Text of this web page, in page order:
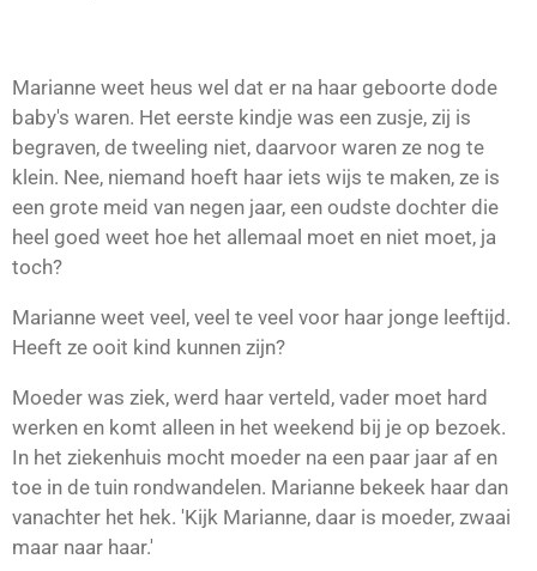
Marianne weet heus wel dat er na haar geboorte dode
baby's waren. Het eerste kindje was een zusje, zij is
begraven, de tweeling niet, daarvoor waren ze nog te
klein. Nee, niemand hoeft haar iets wijs te maken, ze is
een grote meid van negen jaar, een oudste dochter die
heel goed weet hoe het allemaal moet en niet moet, ja
toch?
Marianne weet veel, veel te veel voor haar jonge leeftijd.
Heeft ze ooit kind kunnen zijn?
Moeder was ziek, werd haar verteld, vader moet hard
werken en komt alleen in het weekend bij je op bezoek.
In het ziekenhuis mocht moeder na een paar jaar af en
toe in de tuin rondwandelen. Marianne bekeek haar dan
vanachter het hek. 'Kijk Marianne, daar is moeder, zwaai
maar naar haar.'